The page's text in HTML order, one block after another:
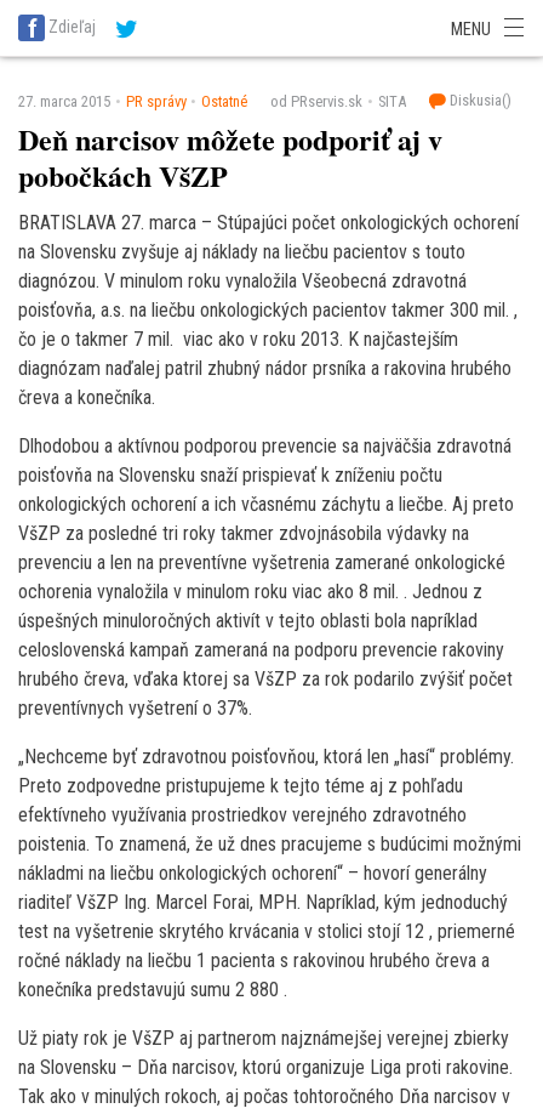
SITA Energetika
SITA Potravinárstvo
Zdieľaj MENU
27. marca 2015 PR správy Ostatné od PRservis.sk SITA Diskusia()
Deň narcisov môžete podporiť aj v
pobočkách VšZP
BRATISLAVA 27. marca – Stúpajúci počet onkologických ochorení
na Slovensku zvyšuje aj náklady na liečbu pacientov s touto
diagnózou. V minulom roku vynaložila Všeobecná zdravotná
poisťovňa, a.s. na liečbu onkologických pacientov takmer 300 mil. ,
čo je o takmer 7 mil.  viac ako v roku 2013. K najčastejším
diagnózam naďalej patril zhubný nádor prsníka a rakovina hrubého
čreva a konečníka.
Dlhodobou a aktívnou podporou prevencie sa najväčšia zdravotná
poisťovňa na Slovensku snaží prispievať k zníženiu počtu
onkologických ochorení a ich včasnému záchytu a liečbe. Aj preto
VšZP za posledné tri roky takmer zdvojnásobila výdavky na
prevenciu a len na preventívne vyšetrenia zamerané onkologické
ochorenia vynaložila v minulom roku viac ako 8 mil. . Jednou z
úspešných minuloročných aktivít v tejto oblasti bola napríklad
celoslovenská kampaň zameraná na podporu prevencie rakoviny
hrubého čreva, vďaka ktorej sa VšZP za rok podarilo zvýšiť počet
preventívnych vyšetrení o 37%.
„Nechceme byť zdravotnou poisťovňou, ktorá len „hasí“ problémy.
Preto zodpovedne pristupujeme k tejto téme aj z pohľadu
efektívneho využívania prostriedkov verejného zdravotného
poistenia. To znamená, že už dnes pracujeme s budúcimi možnými
nákladmi na liečbu onkologických ochorení“ – hovorí generálny
riaditeľ VšZP Ing. Marcel Forai, MPH. Napríklad, kým jednoduchý
test na vyšetrenie skrytého krvácania v stolici stojí 12 , priemerné
ročné náklady na liečbu 1 pacienta s rakovinou hrubého čreva a
konečníka predstavujú sumu 2 880 .
Už piaty rok je VšZP aj partnerom najznámejšej verejnej zbierky
na Slovensku – Dňa narcisov, ktorú organizuje Liga proti rakovine.
Tak ako v minulých rokoch, aj počas tohtoročného Dňa narcisov v